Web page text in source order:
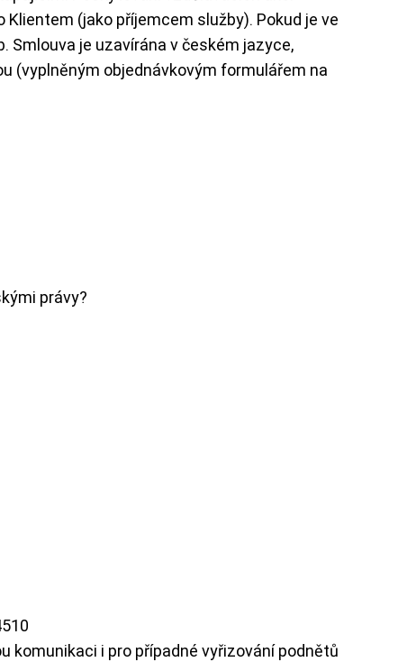
(jako příjemcem služby). Pokud je ve
Smlouva je uzavírána v českém jazyce,
(vyplněným objednávkovým formulářem na
právy?
komunikaci i pro případné vyřizování podnětů